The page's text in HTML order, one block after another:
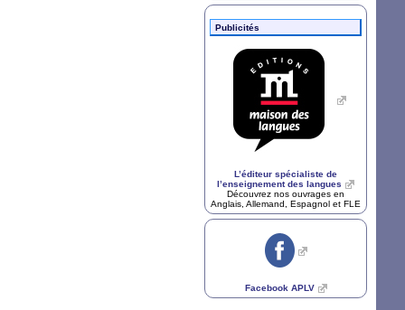
Publicités
L’éditeur spécialiste de
l’enseignement des langues
Découvrez nos ouvrages en
Anglais, Allemand, Espagnol et FLE
Facebook APLV